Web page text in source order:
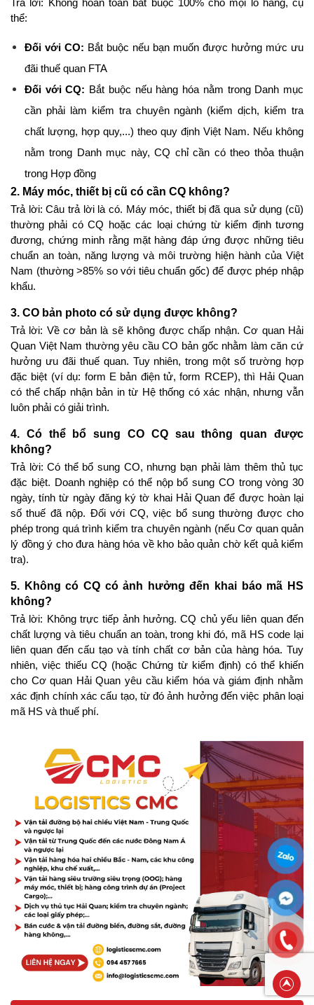
Trả lời: Không hoàn toàn bắt buộc 100% cho mọi lô hàng, cụ
thể:
Đối với CO: Bắt buộc nếu bạn muốn được hưởng mức ưu
đãi thuế quan FTA
Đối với CQ: Bắt buộc nếu hàng hóa nằm trong Danh mục
cần phải làm kiểm tra chuyên ngành (kiểm dịch, kiểm tra
chất lượng, hợp quy,...) theo quy định Việt Nam. Nếu không
nằm trong Danh mục này, CQ chỉ cần có theo thỏa thuận
trong Hợp đồng
2. Máy móc, thiết bị cũ có cần CQ không?
Trả lời: Câu trả lời là có. Máy móc, thiết bị đã qua sử dụng (cũ)
thường phải có CQ hoặc các loại chứng từ kiểm định tương
đương, chứng minh rằng mặt hàng đáp ứng được những tiêu
chuẩn an toàn, năng lượng và môi trường hiện hành của Việt
Nam (thường >85% so với tiêu chuẩn gốc) để được phép nhập
khẩu.
3. CO bản photo có sử dụng được không?
Trả lời: Về cơ bản là sẽ không được chấp nhận. Cơ quan Hải
Quan Việt Nam thường yêu cầu CO bản gốc nhằm làm căn cứ
hưởng ưu đãi thuế quan. Tuy nhiên, trong một số trường hợp
đặc biệt (ví dụ: form E bản điện tử, form RCEP), thì Hải Quan
có thể chấp nhận bản in từ Hệ thống có xác nhận, nhưng vẫn
luôn phải có giải trình.
4. Có thể bổ sung CO CQ sau thông quan được
không?
Trả lời: Có thể bổ sung CO, nhưng bạn phải làm thêm thủ tục
đặc biệt. Doanh nghiệp có thể nộp bổ sung CO trong vòng 30
ngày, tính từ ngày đăng ký tờ khai Hải Quan để được hoàn lại
số thuế đã nộp. Đối với CQ, việc bổ sung thường được cho
phép trong quá trình kiểm tra chuyên ngành (nếu Cơ quan quản
lý đồng ý cho đưa hàng hóa về kho bảo quản chờ kết quả kiểm
tra).
5. Không có CQ có ảnh hưởng đến khai báo mã HS
không?
Trả lời: Không trực tiếp ảnh hưởng. CQ chủ yếu liên quan đến
chất lượng và tiêu chuẩn an toàn, trong khi đó, mã HS code lại
liên quan đến cấu tạo và tính chất cơ bản của hàng hóa. Tuy
nhiên, việc thiếu CQ (hoặc Chứng từ kiểm định) có thể khiến
cho Cơ quan Hải Quan yêu cầu kiểm hóa và giám định nhằm
xác định chính xác cấu tạo, từ đó ảnh hưởng đến việc phân loại
mã HS và thuế phí.